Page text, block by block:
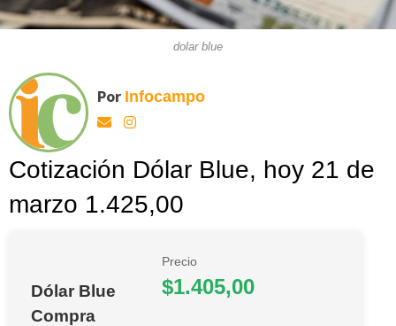
dolar blue
Por Infocampo
Cotización Dólar Blue, hoy 21 de
marzo 1.425,00
Dólar Blue
Compra
Precio
$1.405,00